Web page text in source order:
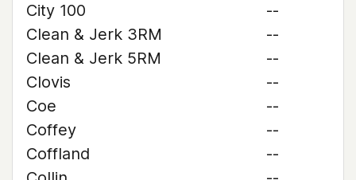
City 100
--
Clean & Jerk 3RM
--
Clean & Jerk 5RM
--
Clovis
--
Coe
--
Coffey
--
Coffland
--